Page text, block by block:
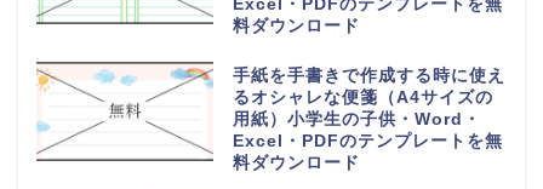
Excel・PDFのテンプレートを無
料ダウンロード
手紙を手書きで作成する時に使え
るオシャレな便箋（A4サイズの
用紙）小学生の子供・Word・
Excel・PDFのテンプレートを無
料ダウンロード